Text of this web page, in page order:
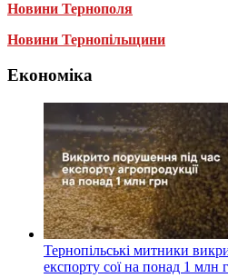
Новини Тернополя
Новини Тернопільщини
Економіка
Тернопільські митники
експорту сої на понад 1 млн